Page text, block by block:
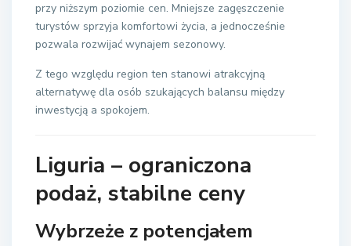
przy niższym poziomie cen. Mniejsze zagęszczenie
turystów sprzyja komfortowi życia, a jednocześnie
pozwala rozwijać wynajem sezonowy.
Z tego względu region ten stanowi atrakcyjną
alternatywę dla osób szukających balansu między
inwestycją a spokojem.
Liguria – ograniczona
podaż, stabilne ceny
Wybrzeże z potencjałem